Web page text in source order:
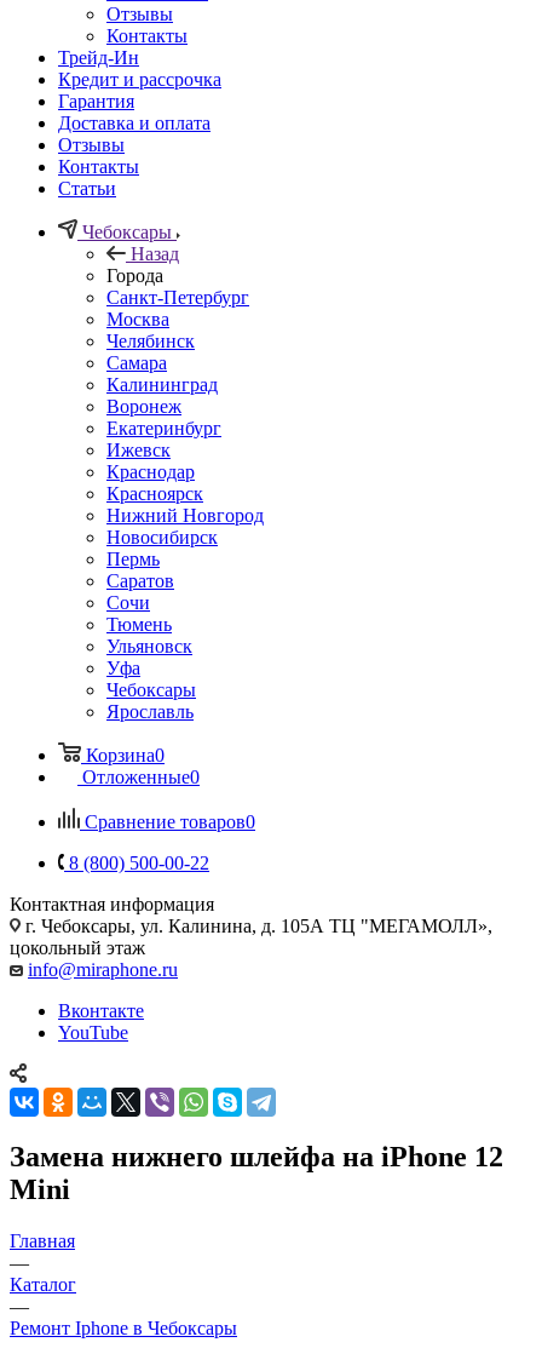
Отзывы
Контакты
Трейд-Ин
Кредит и рассрочка
Гарантия
Доставка и оплата
Отзывы
Контакты
Статьи
Чебоксары
Назад
Города
Санкт-Петербург
Москва
Челябинск
Самара
Калининград
Воронеж
Екатеринбург
Ижевск
Краснодар
Красноярск
Нижний Новгород
Новосибирск
Пермь
Саратов
Сочи
Тюмень
Ульяновск
Уфа
Чебоксары
Ярославль
Корзина0
Отложенные0
Сравнение товаров0
8 (800) 500-00-22
Контактная информация
г. Чебоксары, ул. Калинина, д. 105А ТЦ "МЕГАМОЛЛ»,
цокольный этаж
info@miraphone.ru
Вконтакте
YouTube
Замена нижнего шлейфа на iPhone 12
Mini
Главная
—
Каталог
—
Ремонт Iphone в Чебоксары